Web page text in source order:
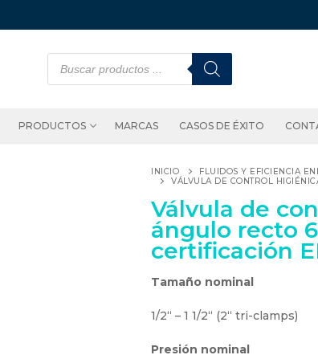
PRODUCTOS MARCAS CASOS DE ÉXITO
INICIO FLUIDOS Y EFICIENCIA
VÁLVULA DE CONTROL
Válvula de
ángulo recto
certificación
Tamaño nominal
1/2“ – 1 1/2“ (2“ tri-clamps)
Presión nominal